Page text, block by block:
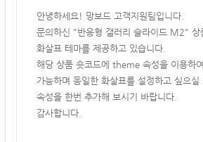
안녕하세요! 망보드 고객지원팀입니다.
문의하신 "반응형 갤러리 슬라이드 M2" 상
화살표 테마를 제공하고 있습니다.
해당 상품 숏코드에 theme 속성을 이용하
가능하며 동일한 화살표를 설정하고 싶으
속성을 한번 추가해 보시기 바랍니다.
감사합니다.